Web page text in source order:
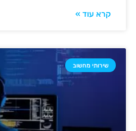
קרא עוד »
שירותי מחשוב